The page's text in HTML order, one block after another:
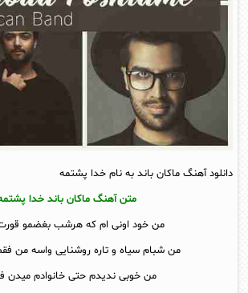
دانلود آهنگ ماکان باند به نام خدا پشتمه
متن آهنگ ماکان باند خدا
من خود اونی ام که هرشب بغضمو
من شبام سیاه و تاره روشنایی واسه من
من خوبی ندیدم حتی خانوادم میدن